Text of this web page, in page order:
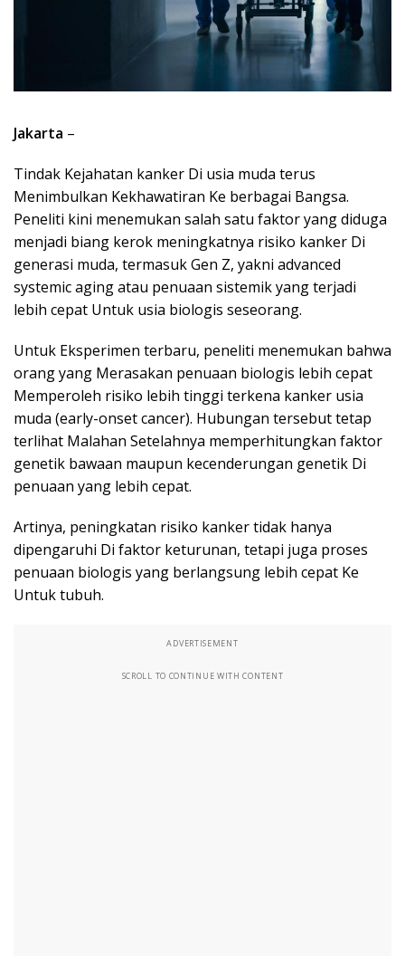
Jakarta –
Tindak Kejahatan kanker Di usia muda terus
Menimbulkan Kekhawatiran Ke berbagai Bangsa.
Peneliti kini menemukan salah satu faktor yang diduga
menjadi biang kerok meningkatnya risiko kanker Di
generasi muda, termasuk Gen Z, yakni advanced
systemic aging atau penuaan sistemik yang terjadi
lebih cepat Untuk usia biologis seseorang.
Untuk Eksperimen terbaru, peneliti menemukan bahwa
orang yang Merasakan penuaan biologis lebih cepat
Memperoleh risiko lebih tinggi terkena kanker usia
muda (early-onset cancer). Hubungan tersebut tetap
terlihat Malahan Setelahnya memperhitungkan faktor
genetik bawaan maupun kecenderungan genetik Di
penuaan yang lebih cepat.
Artinya, peningkatan risiko kanker tidak hanya
dipengaruhi Di faktor keturunan, tetapi juga proses
penuaan biologis yang berlangsung lebih cepat Ke
Untuk tubuh.
ADVERTISEMENT
SCROLL TO CONTINUE WITH CONTENT